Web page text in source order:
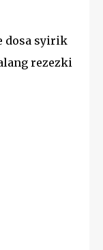
dosa syirik
rezezki